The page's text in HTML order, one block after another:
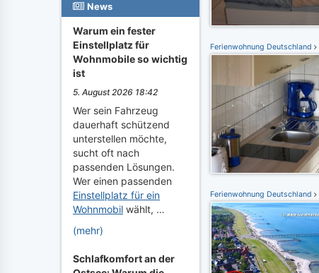
News
Warum ein fester
Einstellplatz für
Wohnmobile so wichtig
ist
5. August 2026 18:42
Wer sein Fahrzeug
dauerhaft schützend
unterstellen möchte,
sucht oft nach
passenden Lösungen.
Wer einen passenden
Einstellplatz für ein
Wohnmobil wählt, …
(mehr)
Schlafkomfort an der
Ferienwohnung Deutschland
Ferienwohnung Deutschland